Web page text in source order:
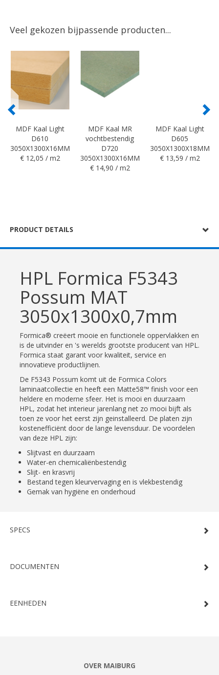
Veel gekozen bijpassende producten...
MDF Kaal Light
D610
3050X1300X16MM
€ 12,05 / m2
MDF Kaal MR
vochtbestendig
D720
3050X1300X16MM
€ 14,90 / m2
MDF Kaal Light
D605
3050X1300X18MM
€ 13,59 / m2
PRODUCT DETAILS
HPL Formica F5343
Possum MAT
3050x1300x0,7mm
Formica® creëert mooie en functionele oppervlakken en
is de uitvinder en 's werelds grootste producent van HPL.
Formica staat garant voor kwaliteit, service en
innovatieve productlijnen.
De F5343 Possum komt uit de Formica Colors
laminaatcollectie en heeft een Matte58™ finish voor een
heldere en moderne sfeer. Het is mooi en duurzaam
HPL, zodat het interieur jarenlang net zo mooi bijft als
toen ze voor het eerst zijn geinstalleerd. De platen zijn
kostenefficiënt door de lange levensduur. De voordelen
van deze HPL zijn:
Slijtvast en duurzaam
Water-en chemicaliënbestendig
Slijt- en krasvrij
Bestand tegen kleurvervaging en is vlekbestendig
Gemak van hygiëne en onderhoud
SPECS
DOCUMENTEN
EENHEDEN
OVER MAIBURG